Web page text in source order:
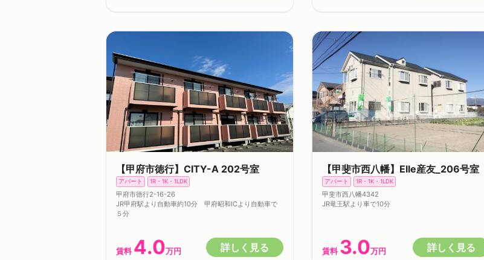
【甲府市徳行】CITY-A 202号室
アパート 1R・1K・1LDK
甲府市徳行2-16-26
JR甲府駅より自動車約10分 甲府昭和ICより自動車で
５分
賃料 4.0万円 詳しく見る
【甲斐市西八幡】Elle産友_206号室
アパート 1R・1K・1LDK
甲斐市西八幡4342
JR竜王駅より車で10分
賃料 3.0万円 詳しく見る